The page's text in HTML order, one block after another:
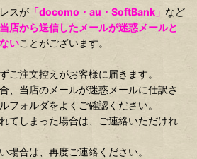
スが 「docomo・au・SoftBank」 など
当店から送信したメールが迷惑メールと
いことがございます。
ご注文控えがお客様に届きます。
、当店のメールが迷惑メールに仕訳さ
フォルダをよくご確認ください。
てしまった場合は、ご連絡いただけれ
場合は、再度ご連絡ください。